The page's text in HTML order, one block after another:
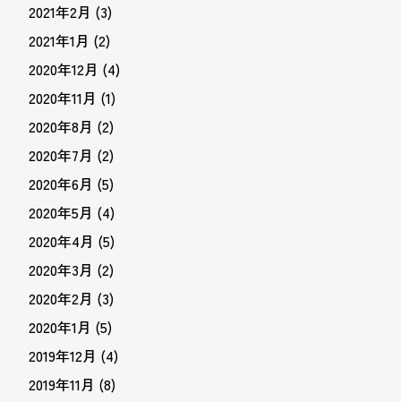
2021年2月 (3)
2021年1月 (2)
2020年12月 (4)
2020年11月 (1)
2020年8月 (2)
2020年7月 (2)
2020年6月 (5)
2020年5月 (4)
2020年4月 (5)
2020年3月 (2)
2020年2月 (3)
2020年1月 (5)
2019年12月 (4)
2019年11月 (8)